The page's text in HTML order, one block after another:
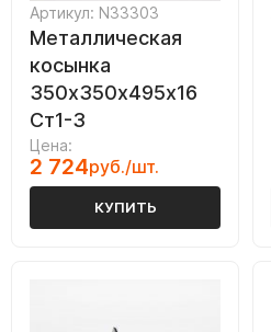
Артикул: N33303
Металлическая
косынка
350х350х495х16
Ст1-3
Цена:
2 724руб./шт.
КУПИТЬ